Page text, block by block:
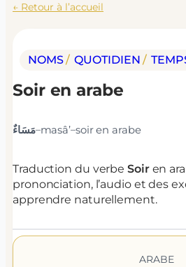
← Retour à l’accueil
NOMS/ QUOTIDIEN /
Soiren arabe
مَسَاءٌ–masâ’–soiren arabe
Traduction du verbe Soiren
prononciation, l’audio et des
apprendre naturellement.
ARABE